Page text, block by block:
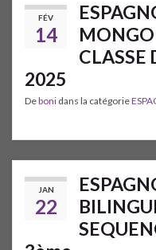
FÉV
14
MONGO
CLASSE
2025
Deboni dans la catégorie
JAN
22